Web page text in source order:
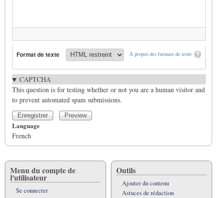
À propos des formats de texte
Format de texte
CAPTCHA
This question is for testing whether or not you are a human visitor and
to prevent automated spam submissions.
Language
French
Menu du compte de
l'utilisateur
Se connecter
Outils
Ajouter du contenu
Astuces de rédaction